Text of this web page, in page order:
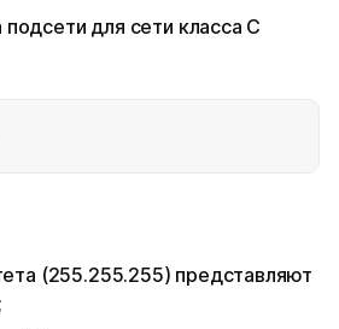
для сети класса C
(255.255.255) представляют